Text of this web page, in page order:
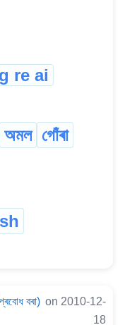
re ai
অমল গোঁৰা
বৰা) on 2010-12-
18